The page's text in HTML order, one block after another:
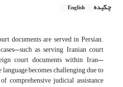
چکیده
English
documents are served in Persian.
as serving Iranian court
court documents within Iran—
becomes challenging due to
comprehensive judicial assistance